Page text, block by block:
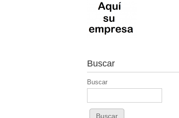
Buscar
Buscar